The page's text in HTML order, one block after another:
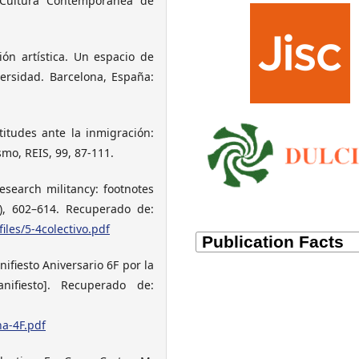
artística. Un espacio de
Barcelona, España:
ante la inmigración:
REIS, 99, 87-111.
militancy: footnotes
602–614. Recuperado de:
5-4colectivo.pdf
Aniversario 6F por la
Recuperado de:
4F.pdf